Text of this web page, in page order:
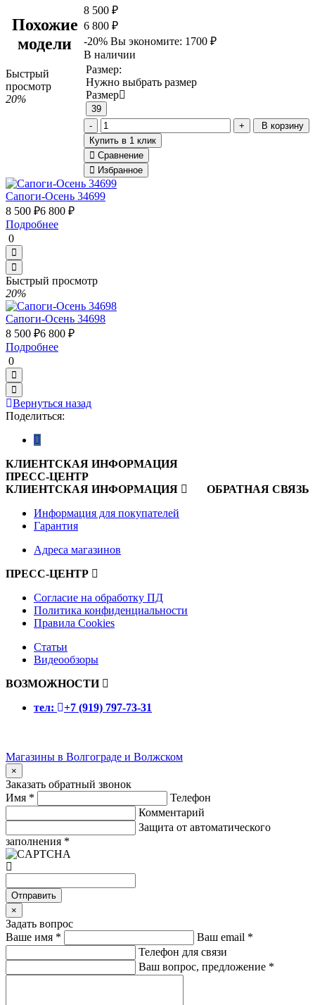
8 500 ₽
6 800 ₽
-20% Вы экономите: 1700 ₽
В наличии
Размер:
Нужно выбрать размер
Размер
39
В корзину
Купить в 1 клик
Сравнение
Избранное
Похожие
модели
Быстрый
просмотр
20%
Сапоги-Осень 34699
8 500 ₽6 800 ₽
Подробнее
0
Быстрый просмотр
20%
Сапоги-Осень 34698
8 500 ₽6 800 ₽
Подробнее
0
Вернуться назад
Поделиться:
КЛИЕНТСКАЯ ИНФОРМАЦИЯ
ПРЕСС-ЦЕНТР
ОБРАТНАЯ СВЯЗЬ
КЛИЕНТСКАЯ ИНФОРМАЦИЯ
Информация для покупателей
Гарантия
Адреса магазинов
ПРЕСС-ЦЕНТР
Согласие на обработку ПД
Политика конфиденциальности
Правила Cookies
Статьи
Видеообзоры
ВОЗМОЖНОСТИ
тел:
+7 (919) 797-73-31
Магазины в Волгограде и Волжском
×
Заказать обратный звонок
Имя *
Телефон
Комментарий
Защита от автоматического
заполнения *
Отправить
×
Задать вопрос
Ваше имя * Ваш email *
Телефон для связи
Ваш вопрос, предложение *